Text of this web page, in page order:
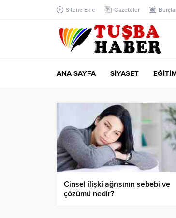
Sitene Ekle Gazeteler
ANA SAYFA SİYASET
Cinsel ilişki ağrısının sebebi ve
çözümü nedir?